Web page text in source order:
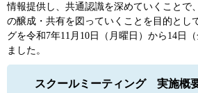
情報提供し、共通認識を深めていくことで
の醸成・共有を図っていくことを目的とし
グを令和7年11月10日（月曜日）から14日
ました。
スクールミーティング 実施概